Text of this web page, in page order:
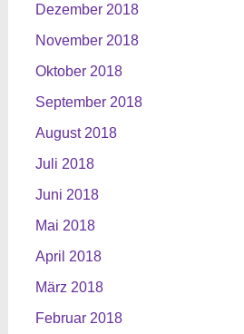
Dezember 2018
November 2018
Oktober 2018
September 2018
August 2018
Juli 2018
Juni 2018
Mai 2018
April 2018
März 2018
Februar 2018